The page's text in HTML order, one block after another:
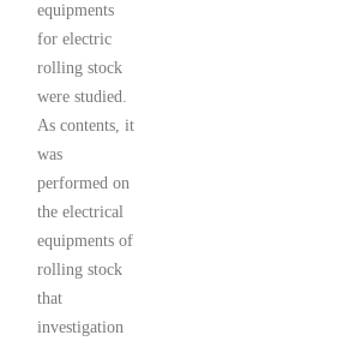
equipments
for electric
rolling stock
were studied.
As contents, it
was
performed on
the electrical
equipments of
rolling stock
that
investigation